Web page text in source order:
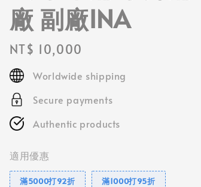
廠 副廠INA
Regular
price
NT$ 10,000
Worldwide shipping
Secure payments
Authentic products
適用優惠
滿5000打92折 滿1000打95折